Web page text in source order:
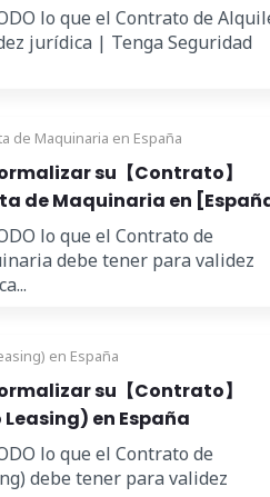
lo que el Contrato de
jurídica | Tenga Seguridad
de Maquinaria en España
su【Contrato】
de Maquinaria en
lo que el Contrato de
debe tener para validez
en España
su【Contrato】
en España
lo que el Contrato de
debe tener para validez